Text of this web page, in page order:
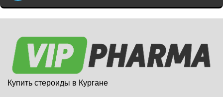
Купить стероиды в Кургане